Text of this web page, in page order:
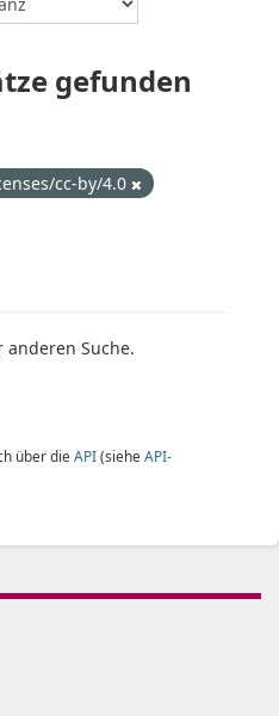
gefunden
cc-by/4.0
anderen Suche.
über die API(siehe API-